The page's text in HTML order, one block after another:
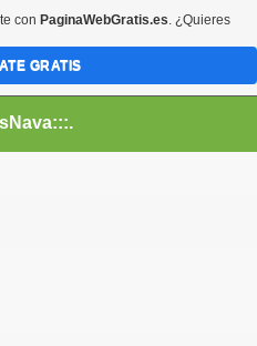
con PaginaWebGratis.es. ¿Quieres
GRATIS